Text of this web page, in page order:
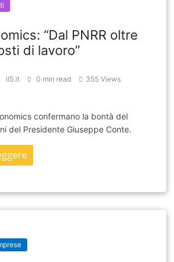
“Dal PNRR oltre
di lavoro”
il5.it 0 min read 355 Views
confermano la bontà del
del Presidente Giuseppe Conte.